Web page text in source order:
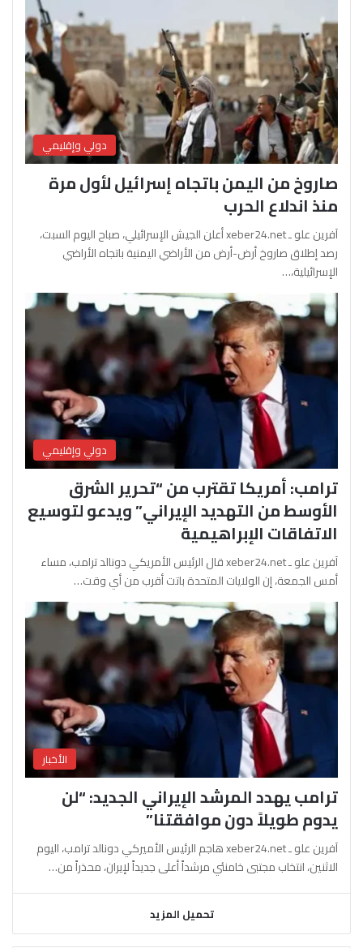
دولي وإقليمي
صاروخ من اليمن باتجاه إسرائيل لأول مرة
منذ اندلاع الحرب
آفرين علو ـ xeber24.net أعلن الجيش الإسرائيلي، صباح اليوم السبت،
رصد إطلاق صاروخ أرض-أرض من الأراضي اليمنية باتجاه الأراضي
الإسرائيلية،…
دولي وإقليمي
ترامب: أمريكا تقترب من “تحرير الشرق
الأوسط من التهديد الإيراني” ويدعو لتوسيع
الاتفاقات الإبراهيمية
آفرين علو ـ xeber24.net قال الرئيس الأمريكي دونالد ترامب، مساء
أمس الجمعة، إن الولايات المتحدة باتت أقرب من أي وقت…
الأخبار
ترامب يهدد المرشد الإيراني الجديد: “لن
يدوم طويلاً دون موافقتنا”
آفرين علو ـ xeber24.net هاجم الرئيس الأميركي دونالد ترامب، اليوم
الاثنين، انتخاب مجتبى خامنئي مرشداً أعلى جديداً لإيران، محذراً من…
تحميل المزيد